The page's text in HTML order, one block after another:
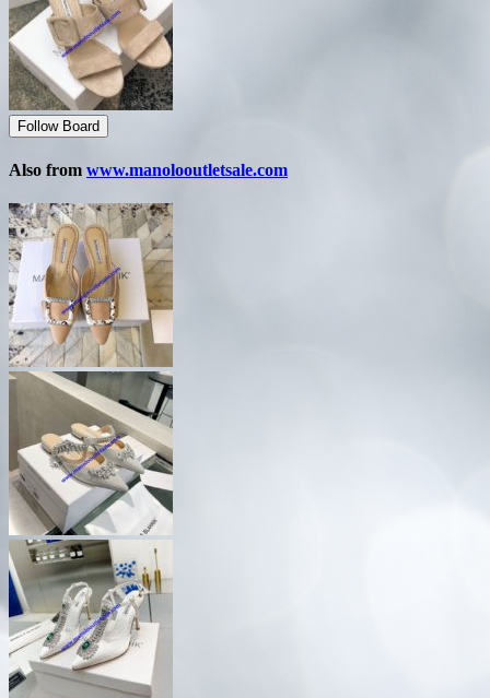
Follow Board
Also from www.manolooutletsale.com